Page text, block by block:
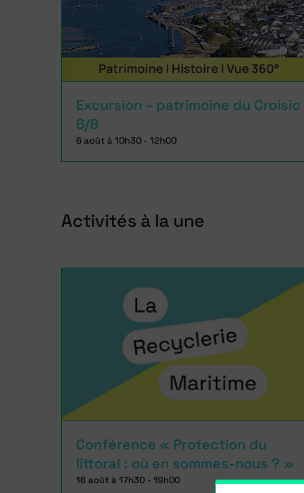
Excursion – patrimoine du Croisic
6/8
6 août à 10h30- 12h00
Activités à la une
Conférence « Protection du
littoral : où en sommes-nous ? »
18 août à 17h30- 19h00